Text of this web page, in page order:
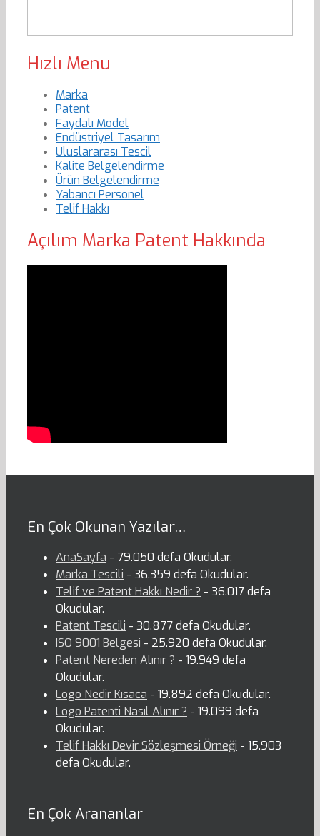
Hızlı Menu
Marka
Patent
Faydalı Model
Endüstriyel Tasarım
Uluslararası Tescil
Kalite Belgelendirme
Ürün Belgelendirme
Yabancı Personel
Telif Hakkı
Açılım Marka Patent Hakkında
En Çok Okunan Yazılar…
AnaSayfa - 79.050 defa Okudular.
Marka Tescili - 36.359 defa Okudular.
Telif ve Patent Hakkı Nedir ? - 36.017 defa
Okudular.
Patent Tescili - 30.877 defa Okudular.
ISO 9001 Belgesi - 25.920 defa Okudular.
Patent Nereden Alınır ? - 19.949 defa
Okudular.
Logo Nedir Kısaca - 19.892 defa Okudular.
Logo Patenti Nasıl Alınır ? - 19.099 defa
Okudular.
Telif Hakkı Devir Sözleşmesi Örneği - 15.903
defa Okudular.
En Çok Arananlar